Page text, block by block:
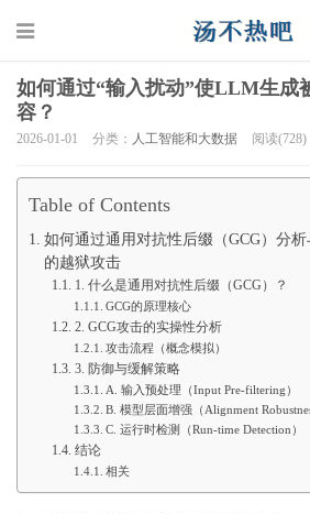
如何通过“输入扰动”使LLM生成
容？
2026-01-01 分类： 人工智能和大数据 阅读(728)
Table of Contents
如何通过通用对抗性后缀（GCG）分
的越狱攻击
1. 什么是通用对抗性后缀（GCG）？
GCG的原理核心
2. GCG攻击的实操性分析
攻击流程（概念模拟）
3. 防御与缓解策略
A. 输入预处理（Input Pre-filtering）
B. 模型层面增强（Alignment
C. 运行时检测（Run-time Detection）
结论
相关